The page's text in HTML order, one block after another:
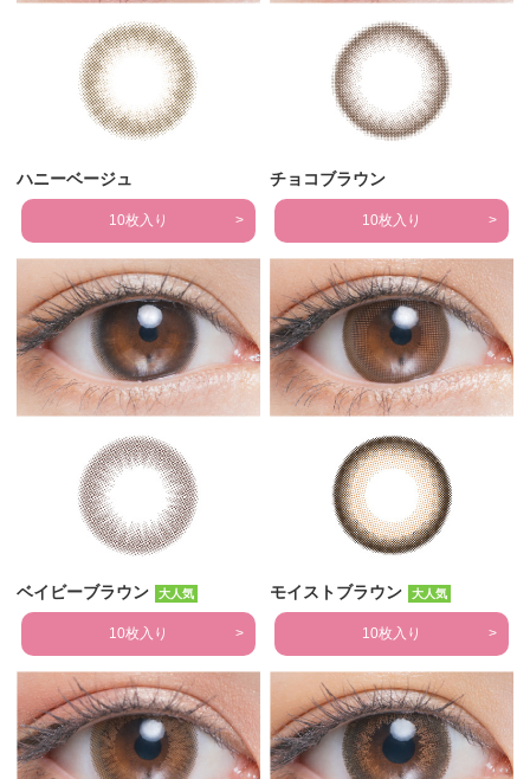
ハニーベージュ
10枚入り
チョコブラウン
10枚入り
ベイビーブラウン 大人気
10枚入り
モイストブラウン 大人気
10枚入り